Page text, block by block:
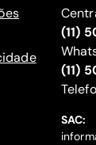
(11)
(11)
SAC: